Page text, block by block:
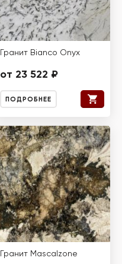
Гранит Bianco Onyx
от 23 522 ₽
ПОДРОБНЕЕ
Гранит Mascalzone